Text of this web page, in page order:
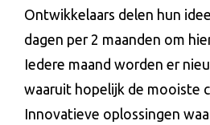
Ontwikkelaars delen hun
dagen per 2 maanden om
Iedere maand worden er
waaruit hopelijk de mooiste
Innovatieve oplossingen